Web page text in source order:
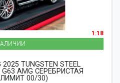
1:18
2025 TUNGSTEN STEEL
AMG СЕРЕБРИСТАЯ
00/30)